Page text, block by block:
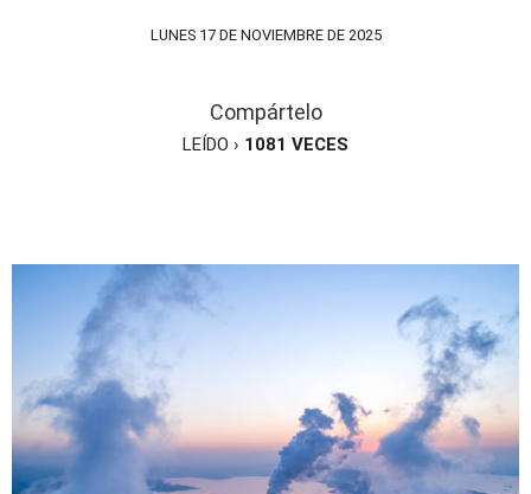
LUNES 17 DE NOVIEMBRE DE 2025
Compártelo
LEÍDO › 1081 VECES